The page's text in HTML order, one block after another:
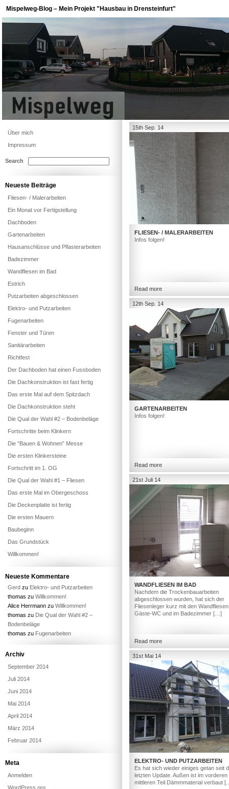
Mispelweg-Blog – Mein Projekt "Hausbau in Drensteinfurt"
15th Sep. 14
FLIESEN- / MALERARBEITEN
Infos folgen!
Read more
12th Sep. 14
GARTENARBEITEN
Infos folgen!
Read more
21st Juli 14
WANDFLIESEN IM BAD
Nachdem die Trockenbauarbeiten
abgeschlossen wurden, hat sich der
Fliesenleger kurz mit den
Gäste-WC und im Badezimmer […]
Read more
31st Mai 14
ELEKTRO- UND PUTZARBEITEN
Es hat sich wieder einiges getan seit
letzten Update. Außen ist im vorderen
mittleren Teil Dämmmaterial verbaut
Über mich
Impressum
Search
Neueste Beiträge
Fliesen- / Malerarbeiten
Ein Monat vor Fertigstellung
Dachboden
Gartenarbeiten
Hausanschlüsse und Pflasterarbeiten
Badezimmer
Wandfliesen im Bad
Estrich
Putzarbeiten abgeschlossen
Elektro- und Putzarbeiten
Fugenarbeiten
Fenster und Türen
Sanitärarbeiten
Richtfest
Der Dachboden hat einen Fussboden
Die Dachkonstruktion ist fast fertig
Das erste Mal auf dem Spitzdach
Die Dachkonstruktion steht
Die Qual der Wahl #2 – Bodenbeläge
Fortschritte beim Klinkern
Die “Bauen & Wohnen” Messe
Die ersten Klinkersteine
Fortschritt im 1. OG
Die Qual der Wahl #1 – Fliesen
Das erste Mal im Obergeschoss
Die Deckenplatte ist fertig
Die ersten Mauern
Baubeginn
Das Grundstück
Willkommen!
Neueste Kommentare
Gerd zu Elektro- und Putzarbeiten
thomas zu Willkommen!
Alice Herrmann zu Willkommen!
thomas zu Die Qual der Wahl #2 –
Bodenbeläge
thomas zu Fugenarbeiten
Archiv
September 2014
Juli 2014
Juni 2014
Mai 2014
April 2014
März 2014
Februar 2014
Meta
Anmelden
WordPress.org